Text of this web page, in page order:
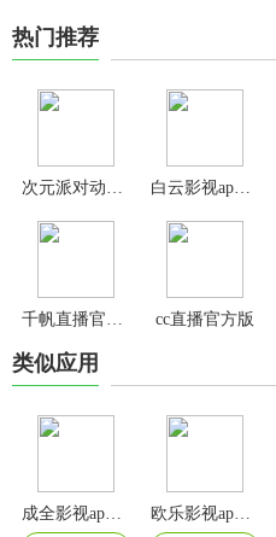
热门推荐
cc直播官方版
类似应用
成全影视app官方版